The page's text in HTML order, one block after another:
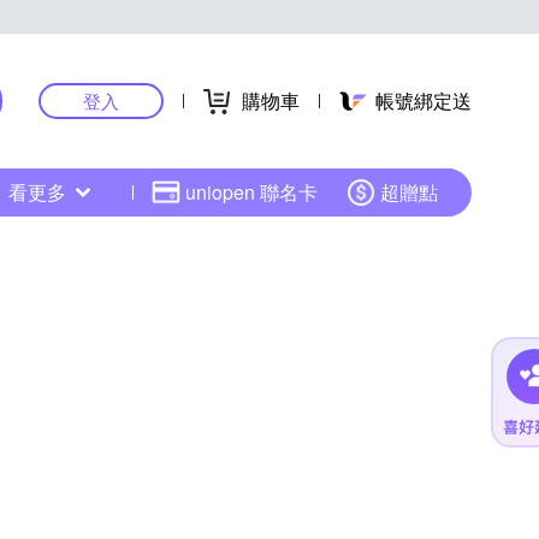
登入 購物車 帳號綁定送
看更多 uniopen 聯名卡 超贈點